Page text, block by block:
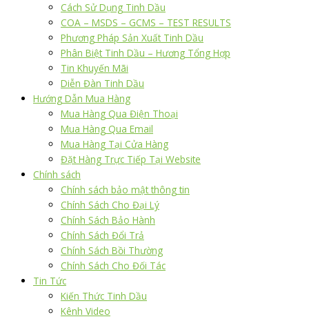
Cách Sử Dụng Tinh Dầu
COA – MSDS – GCMS – TEST RESULTS
Phương Pháp Sản Xuất Tinh Dầu
Phân Biệt Tinh Dầu – Hương Tổng Hợp
Tin Khuyến Mãi
Diễn Đàn Tinh Dầu
Hướng Dẫn Mua Hàng
Mua Hàng Qua Điện Thoại
Mua Hàng Qua Email
Mua Hàng Tại Cửa Hàng
Đặt Hàng Trực Tiếp Tại Website
Chính sách
Chính sách bảo mật thông tin
Chính Sách Cho Đại Lý
Chính Sách Bảo Hành
Chính Sách Đổi Trả
Chính Sách Bồi Thường
Chính Sách Cho Đối Tác
Tin Tức
Kiến Thức Tinh Dầu
Kênh Video